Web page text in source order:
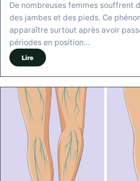
De nombreuses femmes souffrent
des jambes et des pieds. Ce
apparaître surtout après avoir
périodes en position…
Lire